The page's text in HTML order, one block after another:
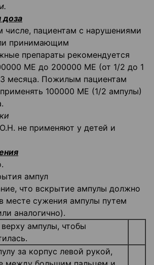
доза
числе, пациентам с нарушениями
принимающим
препараты рекомендуется
ME до 200000 ME (от 1/2 до 1
месяца. Пожилым пациентам
100000 ME (1/2 ампулы)
не применяют у детей и
ампул
что вскрытие ампулы должно
месте сужения ампулы путем
аналогично).
ампулы, чтобы
за корпус левой рукой,